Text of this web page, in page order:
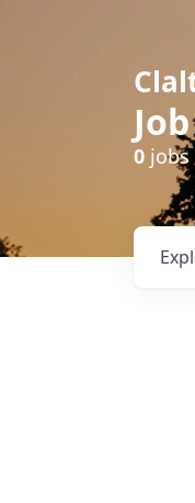
0 jobs